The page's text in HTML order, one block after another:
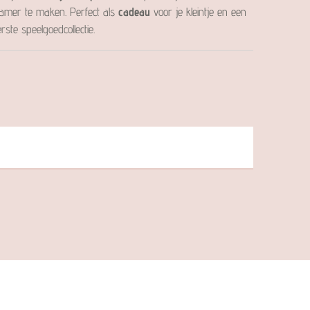
te maken. Perfect als cadeau voor je kleintje en een
speelgoedcollectie.